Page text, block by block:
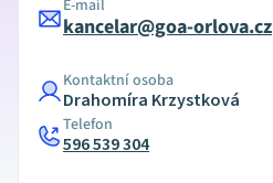
E-mail
kancelar@goa-orlova.cz
Kontaktní osoba
Drahomíra Krzystková
Telefon
596 539 304